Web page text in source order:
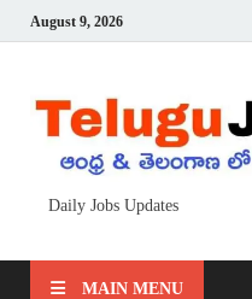
August 9, 2026
Daily Jobs Updates
MAIN MENU